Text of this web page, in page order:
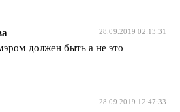
28.09.2019 02:13:31
должен быть а не это
28.09.2019 12:47:33